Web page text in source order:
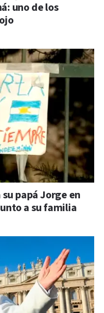
uno de los
papá Jorge en
a su familia